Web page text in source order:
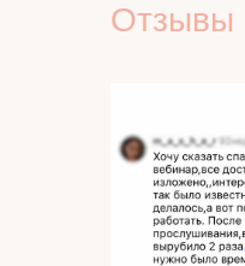
Отзывы